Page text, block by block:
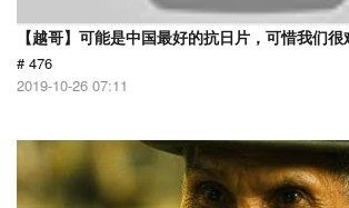
【越哥】可能是中国最好的抗日片，可惜我们很
# 476
2019-10-26 07:11